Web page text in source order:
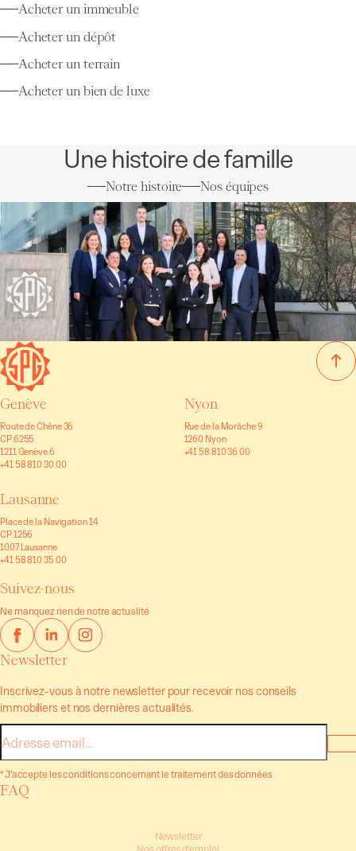
Acheter un immeuble
Acheter un dépôt
Acheter un terrain
Acheter un bien de luxe
Une histoire de famille
Notre histoire Nos équipes
Genève
Route de Chêne 36
CP 6255
1211 Genève 6
+41 58 810 30 00
Nyon
Rue de la Morâche 9
1260 Nyon
+41 58 810 36 00
Lausanne
Place de la Navigation 14
CP 1256
1007 Lausanne
+41 58 810 35 00
Suivez-nous
Ne manquez rien de notre actualité
Newsletter
Inscrivez-vous à notre newsletter pour recevoir nos conseils
immobiliers et nos dernières actualités.
E-
mail
* J’accepte les conditions concernant le traitement des données
FAQ
Newsletter